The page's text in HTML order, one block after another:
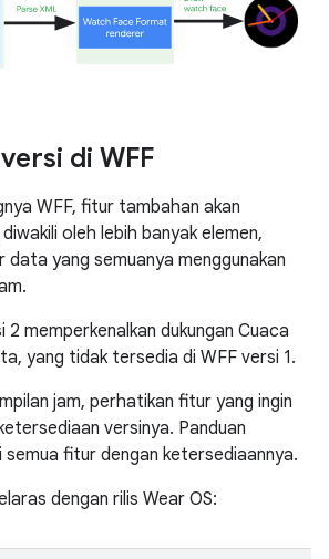
di WFF
WFF, fitur tambahan akan
oleh lebih banyak elemen,
yang semuanya menggunakan
2 memperkenalkan dukungan Cuaca
yang tidak tersedia di WFF versi 1.
jam, perhatikan fitur yang ingin
versinya. Panduan
fitur dengan ketersediaannya.
dengan rilis Wear OS: